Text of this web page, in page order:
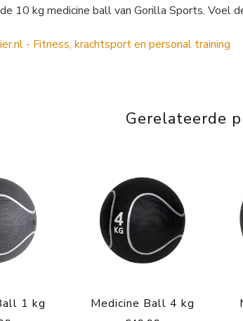
10 kg medicine ball van Gorilla Sports. Voel
Gerelateerde
1 kg
Medicine Ball 4 kg